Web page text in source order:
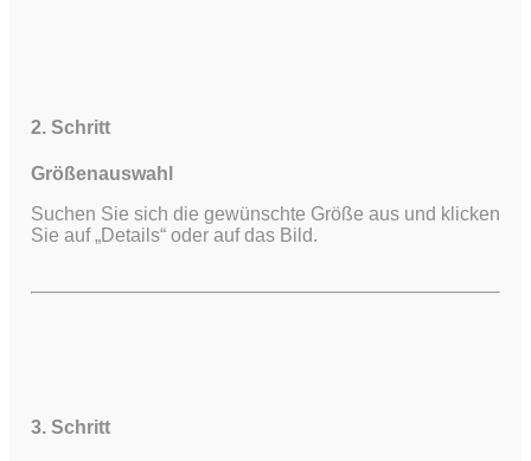
2. Schritt
Größenauswahl
Suchen Sie sich die gewünschte Größe aus und klicken
Sie auf „Details“ oder auf das Bild.
3. Schritt